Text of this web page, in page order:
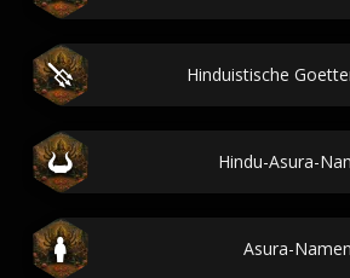
Hinduistische
Hindu-Asura-
Asura-Namen